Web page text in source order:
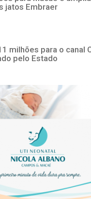
jatos Embraer
milhões para o canal
pelo Estado